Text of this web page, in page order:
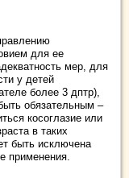
для ее
мер, для
у детей
более 3 дптр),
обязательным –
косоглазие или
в таких
быть исключена
применения.